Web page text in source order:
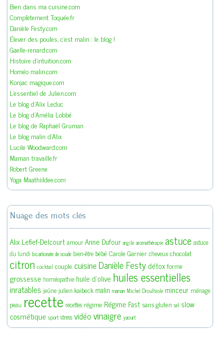
Bien dans ma cuisine.com
Complètement Toquée.fr
Danièle Festy.com
Élever des poules, c'est malin : le blog !
Gaelle-renard.com
Histoire d'intuition.com
Homéo malin.com
Konjac magique.com
L'essentiel de Julien.com
Le blog d'Alix Leduc
Le blog d'Amélia Lobbé
Le blog de Raphaël Gruman
Le blog malin d'Alix
Lucile Woodward.com
Maman travaille.fr
Robert Greene
Yoga Maathiildee.com
Nuage des mots clés
Alix Lefief-Delcourt amour Anne Dufour argile aromathérapie astuce astuce
du lundi bicarbonate de soude bien-être bébé Carole Garnier cheveux chocolat
citron cocktail couple cuisineDanièle Festy détoxforme
grossesse homéopathie huile d'olive huiles essentielles
inratables jeûne julien kaibeck malin maman Michel Droulhiole minceur ménage
peau recette recettes régime Régime Fast sans gluten sel slow
cosmétique sport stress vidéovinaigre yaourt